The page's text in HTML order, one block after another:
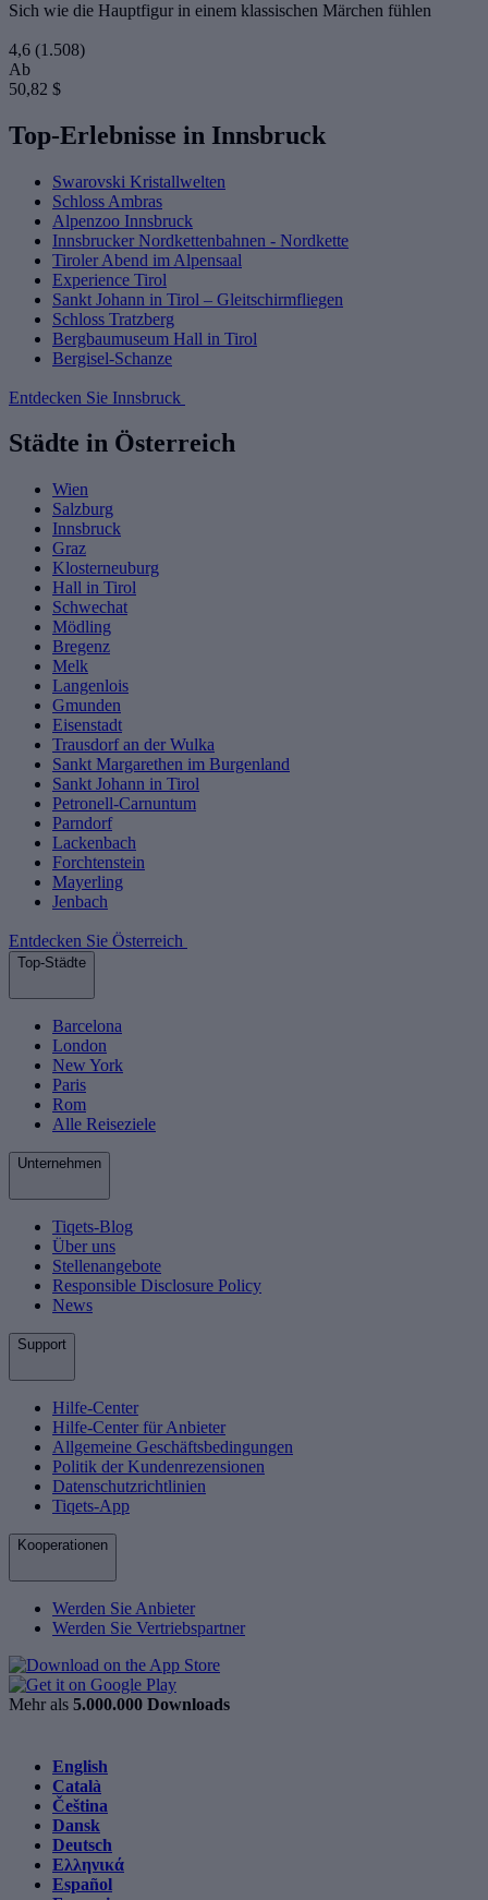
Sich wie die Hauptfigur in einem klassischen Märchen fühlen
4,6 (1.508)
Ab
50,82 $
Top-Erlebnisse in Innsbruck
Swarovski Kristallwelten
Schloss Ambras
Alpenzoo Innsbruck
Innsbrucker Nordkettenbahnen - Nordkette
Tiroler Abend im Alpensaal
Experience Tirol
Sankt Johann in Tirol – Gleitschirmfliegen
Schloss Tratzberg
Bergbaumuseum Hall in Tirol
Bergisel-Schanze
Entdecken Sie Innsbruck
Städte in Österreich
Wien
Salzburg
Innsbruck
Graz
Klosterneuburg
Hall in Tirol
Schwechat
Mödling
Bregenz
Melk
Langenlois
Gmunden
Eisenstadt
Trausdorf an der Wulka
Sankt Margarethen im Burgenland
Sankt Johann in Tirol
Petronell-Carnuntum
Parndorf
Lackenbach
Forchtenstein
Mayerling
Jenbach
Entdecken Sie Österreich
Top-Städte
Barcelona
London
New York
Paris
Rom
Alle Reiseziele
Unternehmen
Tiqets-Blog
Über uns
Stellenangebote
Responsible Disclosure Policy
News
Support
Hilfe-Center
Hilfe-Center für Anbieter
Allgemeine Geschäftsbedingungen
Politik der Kundenrezensionen
Datenschutzrichtlinien
Tiqets-App
Kooperationen
Werden Sie Anbieter
Werden Sie Vertriebspartner
Mehr als 5.000.000 Downloads
English
Català
Čeština
Dansk
Deutsch
Ελληνικά
Español